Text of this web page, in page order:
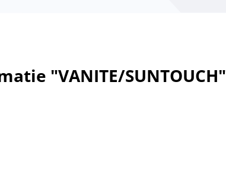
"VANITE/SUNTOUCH"